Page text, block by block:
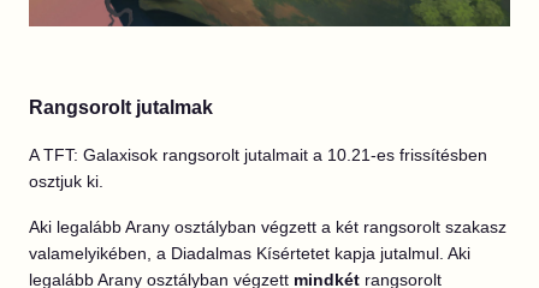
Rangsorolt jutalmak
A TFT: Galaxisok rangsorolt jutalmait a 10.21-es frissítésben
osztjuk ki.
Aki legalább Arany osztályban végzett a két rangsorolt szakasz
valamelyikében, a Diadalmas Kísértetet kapja jutalmul. Aki
legalább Arany osztályban végzett mindkét rangsorolt